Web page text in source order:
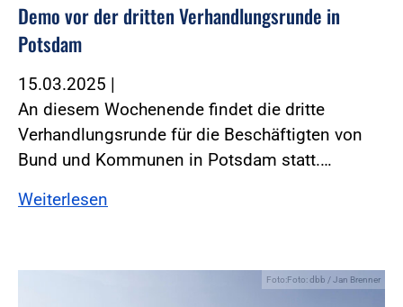
Demo vor der dritten Verhandlungsrunde in
Potsdam
15.03.2025 |
An diesem Wochenende findet die dritte
Verhandlungsrunde für die Beschäftigten von
Bund und Kommunen in Potsdam statt.…
Weiterlesen
Foto:Foto: dbb / Jan Brenner